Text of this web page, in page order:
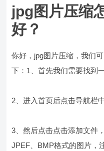
jpg图片压缩
好？
你好，jpg图片压缩，我们
下：1、首先我们需要找到
2、进入首页后点击导航栏
3、然后点击点击添加文件
JPEF、BMP格式的图片，